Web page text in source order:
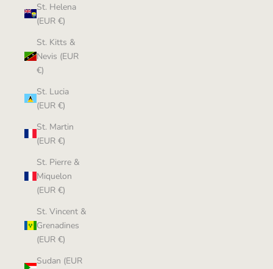
St. Helena
(EUR €)
St. Kitts &
Nevis (EUR
€)
St. Lucia
(EUR €)
St. Martin
(EUR €)
St. Pierre &
Miquelon
(EUR €)
St. Vincent &
Grenadines
(EUR €)
Sudan (EUR